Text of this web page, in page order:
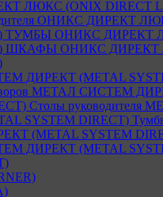
ЛЮКС (ONIX DIRECT
ОНИКС ДИРЕКТ
ТУМБЫ ОНИКС ДИРЕКТ
ШКАФЫ ОНИКС ДИРЕКТ
ДИРЕКТ (METAL
МЕТАЛ СИСТЕМ
Столы руководителя
SYSTEM DIRECT)
(METAL SYSTEM
ДИРЕКТ (METAL